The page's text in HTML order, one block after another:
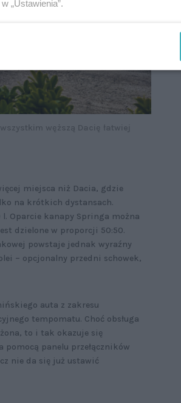
miejsca niż Dacia, gdzie
na krótkich dystansach.
Oparcie kanapy Springa można
dzielone w proporcji 50:50.
powstaje jednak wyraźny
– opcjonalny przedni schowek,
auta z zakresu
tempomatu. Choć obsługa
to i tak okazuje się
pomocą panelu przełączników
nie da się już ustawić
„Ustawienia”.